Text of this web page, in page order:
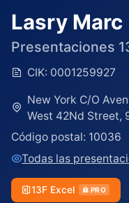
Lasry Marc
Presentaciones
CIK: 0001259927
New York C/O
West 42Nd Street,
Código postal: 10036
Todas las
13F Excel PRO